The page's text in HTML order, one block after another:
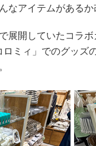
なアイテムがあるか
展開していたコラ
ロミィ」でのグッズ